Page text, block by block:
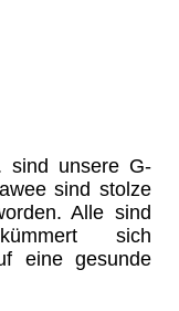
sind unsere G-
sind stolze
Alle sind
sich
eine gesunde